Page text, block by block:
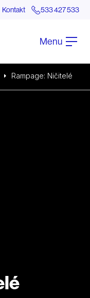
Kontakt 533 427 533
Menu
Rampage: Ničitelé